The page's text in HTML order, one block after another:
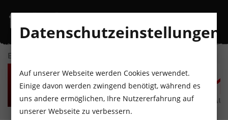
EVENTKALENDER
MO
10
AUGUST
DI
11
AUGUST
MI
12
AUGUST
DO
13
AUGUST
FR
14
AUGUST
Datenschutzeinstellungen
Auf unserer Webseite werden Cookies verwendet.
Einige davon werden zwingend benötigt, während es
uns andere ermöglichen, Ihre Nutzererfahrung auf
unserer Webseite zu verbessern.